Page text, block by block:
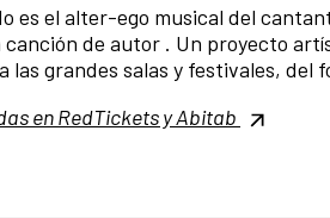
es el alter-ego musical del
canción de autor . Un proyecto
las grandes salas y festivales,
en RedTickets y Abitab